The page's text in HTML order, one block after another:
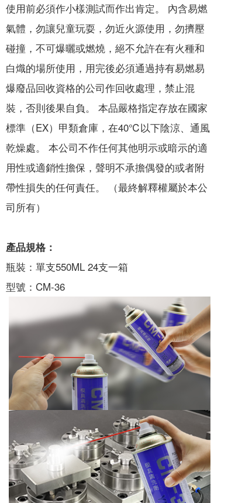
使用前必須作小樣測試而作出肯定。 內含易燃
氣體，勿讓兒童玩耍，勿近火源使用，勿擠壓
碰撞，不可爆曬或燃燒，絕不允許在有火種和
白熾的場所使用，用完後必須通過持有易燃易
爆廢品回收資格的公司作回收處理，禁止混
裝，否則後果自負。 本品嚴格指定存放在國家
標準（EX）甲類倉庫，在40℃以下陰涼、通風
乾燥處。 本公司不作任何其他明示或暗示的適
用性或適銷性擔保，聲明不承擔偶發的或者附
帶性損失的任何責任。 （最終解釋權屬於本公
司所有）
產品規格：
瓶裝：單支550ML 24支一箱
型號：CM-36